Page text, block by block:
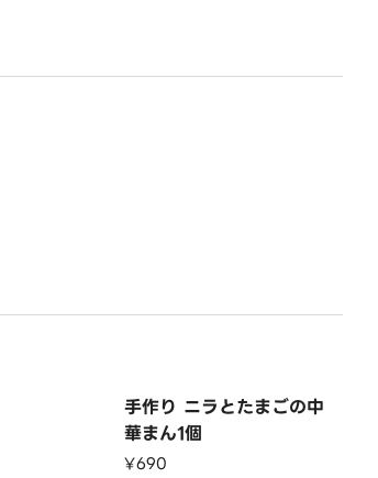
手作り ニラとたまごの中
華まん1個
¥690